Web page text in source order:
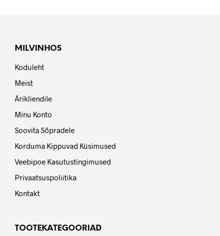
MILVINHOS
Koduleht
Meist
Ärikliendile
Minu Konto
Soovita Sõpradele
Korduma Kippuvad Küsimused
Veebipoe Kasutustingimused
Privaatsuspoliitika
Kontakt
TOOTEKATEGOORIAD